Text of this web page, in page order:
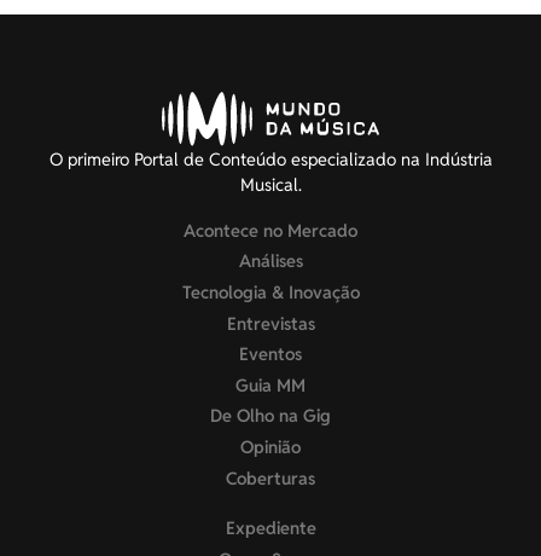
O primeiro Portal de Conteúdo especializado na Indústria
Musical.
Acontece no Mercado
Análises
Tecnologia & Inovação
Entrevistas
Eventos
Guia MM
De Olho na Gig
Opinião
Coberturas
Expediente